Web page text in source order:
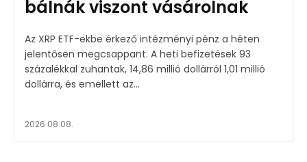
bálnák viszont vásárolnak
Az XRP ETF-ekbe érkező intézményi pénz a héten
jelentősen megcsappant. A heti befizetések 93
százalékkal zuhantak, 14,86 millió dollárról 1,01 millió
dollárra, és emellett az...
2026.08.08.